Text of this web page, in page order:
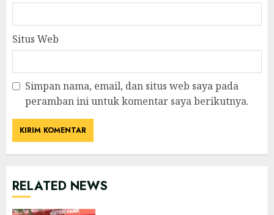
Situs Web
Simpan nama, email, dan situs web saya pada
peramban ini untuk komentar saya berikutnya.
RELATED NEWS